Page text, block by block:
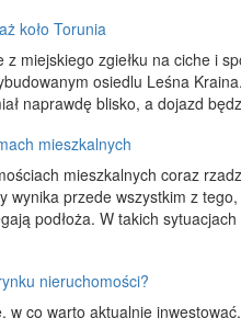
koło Torunia
z miejskiego zgiełku na ciche i
osiedlu Leśna
naprawdę blisko, a dojazd
mieszkalnych
mieszkalnych coraz
wynika przede wszystkim z
podłoża. W takich
nieruchomości?
w co warto aktualnie